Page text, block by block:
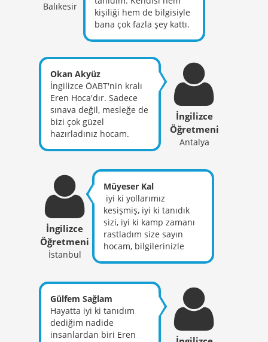
biriyle bu süreci
geçirdiğim için de ayrıca
mutluyum her şey için
teşekkürler hocam iyi ki
varsınız.
Balıkesir
kişiliği hem de bilgisiyle
bana çok fazla şey kattı.
öğretmenim oldu.
Gerçekten sahip olduğu
bilgi birikimi çok fazla 10
saat anlatsa dinlerim
diyebileceğim akıcılıkta
geçti bütün dersler.
Buradan kendisine çok
teşekkür ediyorum.
nitelikli ve başarılı bir
öğretmen olabiliriz.
Sadece ders ile ilgili
bilgilerinizi değil
öğretmenlik
tecrübelerinizi de
aktardığınız ve bana
farklı bir bakış açısı
kazandırdığınız için de
Okan Akyüz
İngilizce ÖABT'nin kralı
Eren Hoca'dır. Sadece
sınava değil, mesleğe de
bizi çok güzel
hazırladınız hocam.
İngilizce
Öğretmeni
Antalya
İngilizce
Öğretmeni
İstanbul
Müyeser Kal
⁩ iyi ki yollarımız
kesişmiş, iyi ki tanıdık
sizi, iyi ki kamp zamanı
rastladım size sayın
hocam, bilgilerinizle
bizlere. Uzaktan Başarı
proğramını tercih
etmekle hiçbir zaman
pişman olmadım, sizin
derslerinize katılıp
Gülfem Sağlam
Hayatta iyi ki tanıdım
dediğim nadide
insanlardan biri Eren